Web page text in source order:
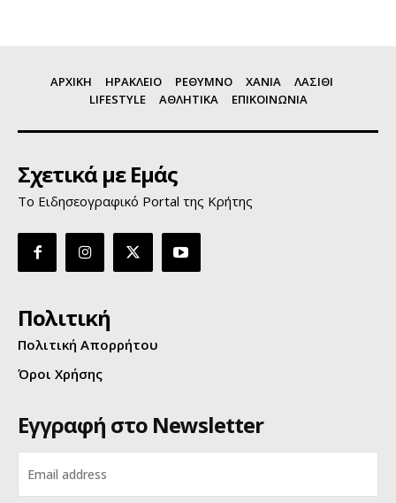
ΑΡΧΙΚΗ ΗΡΑΚΛΕΙΟ ΡΕΘΥΜΝΟ ΧΑΝΙΑ
ΛΑΣΙΘΙ
LIFESTYLE
ΑΘΛΗΤΙΚΑ ΕΠΙΚΟΙΝΩΝΙΑ
Σχετικά με Εμάς
Το Ειδησεογραφικό Portal της Κρήτης
Πολιτική
Πολιτική Απορρήτου
Όροι Χρήσης
Εγγραφή στο Newsletter